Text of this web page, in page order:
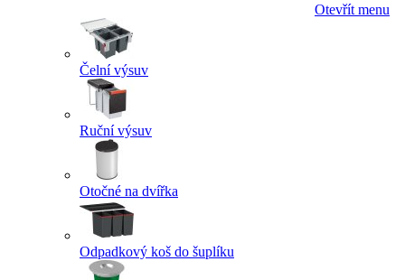
Otevřít menu
Čelní výsuv
Ruční výsuv
Otočné na dvířka
Odpadkový koš do šuplíku